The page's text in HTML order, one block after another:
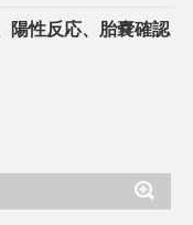
陽性反応、胎嚢確認